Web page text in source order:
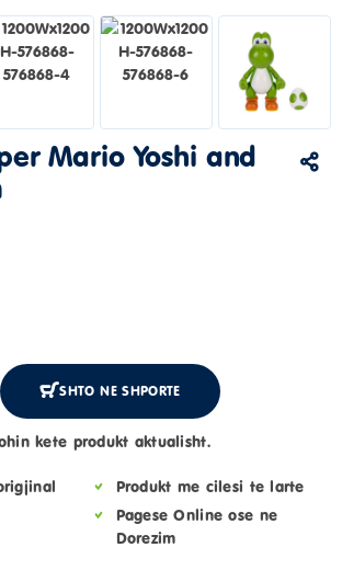
Mario Yoshi and
SHTO NE SHPORTE
kete produkt aktualisht.
Produkt me cilesi te larte
Pagese Online ose ne
Dorezim